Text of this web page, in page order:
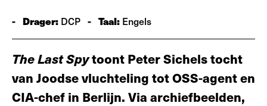
- Drager: DCP - Taal: Engels
The Last Spytoont Peter Sichels tocht
van Joodse vluchteling tot OSS-agent en
CIA-chef in Berlijn. Via archiefbeelden,